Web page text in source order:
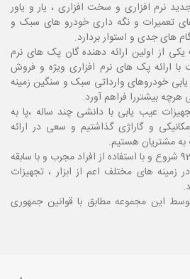
نرم افزاری و سخت افزاری ، یار و یاور
تعمیرات و نگه داری خودرو های سبک و
های جدی و استوار بردارد.
از اولین ارائه دهنده گان پک های نرم
با ارائه پک های نرم افزاری ویژه و فروش
خودروهای وارداتی سبک و سنگین زمینه
هرچه بیشتررا فراهم آورد.
عیب یابی با دانشی چند ساله ،پا به
و گاراژی گذاشتیم و سعی در ارائه
به مشتریان هستیم.
فعالیت این مجموعه از سال 92 شروع و با استفاده از افراد مجرب و با سابقه
های مختلف اعم از ابزار ، تجهیزات
این مجموعه مطابق با قوانین جمهوری